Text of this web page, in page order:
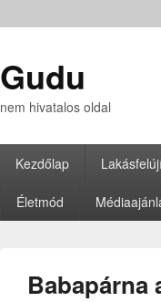
Gudu
nem hivatalos oldal
Kezdőlap
Életmód
Babapárna